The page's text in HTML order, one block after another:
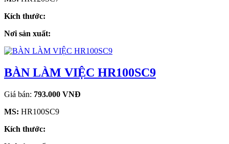
Kích thước:
Nơi sản xuất:
BÀN LÀM VIỆC HR100SC9
Giá bán: 793.000 VNĐ
MS: HR100SC9
Kích thước: